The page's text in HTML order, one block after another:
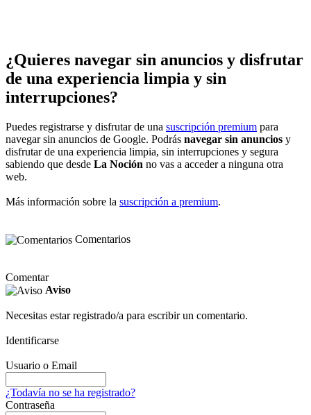
¿Quieres navegar sin anuncios y disfrutar
de una experiencia limpia y sin
interrupciones?
Puedes registrarse y disfrutar de una suscripción premium para
navegar sin anuncios de Google. Podrás navegar sin anuncios y
disfrutar de una experiencia limpia, sin interrupciones y segura
sabiendo que desde La Noción no vas a acceder a ninguna otra
web.
Más información sobre la suscripción a premium.
Comentarios
Comentar
Aviso
Necesitas estar registrado/a para escribir un comentario.
Identificarse
Usuario o Email
¿Todavía no se ha registrado?
Contraseña